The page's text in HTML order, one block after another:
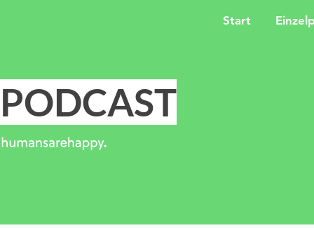
Start
PODCAST